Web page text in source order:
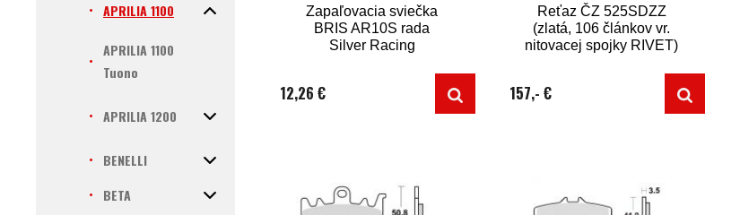
APRILIA 1100
APRILIA 1100
Tuono
APRILIA 1200
BENELLI
BETA
Zapaľovacia sviečka
BRIS AR10S rada
Silver Racing
12,26 €
Reťaz ČZ 525SDZZ
(zlatá, 106 článkov vr.
nitovacej spojky RIVET)
157,- €